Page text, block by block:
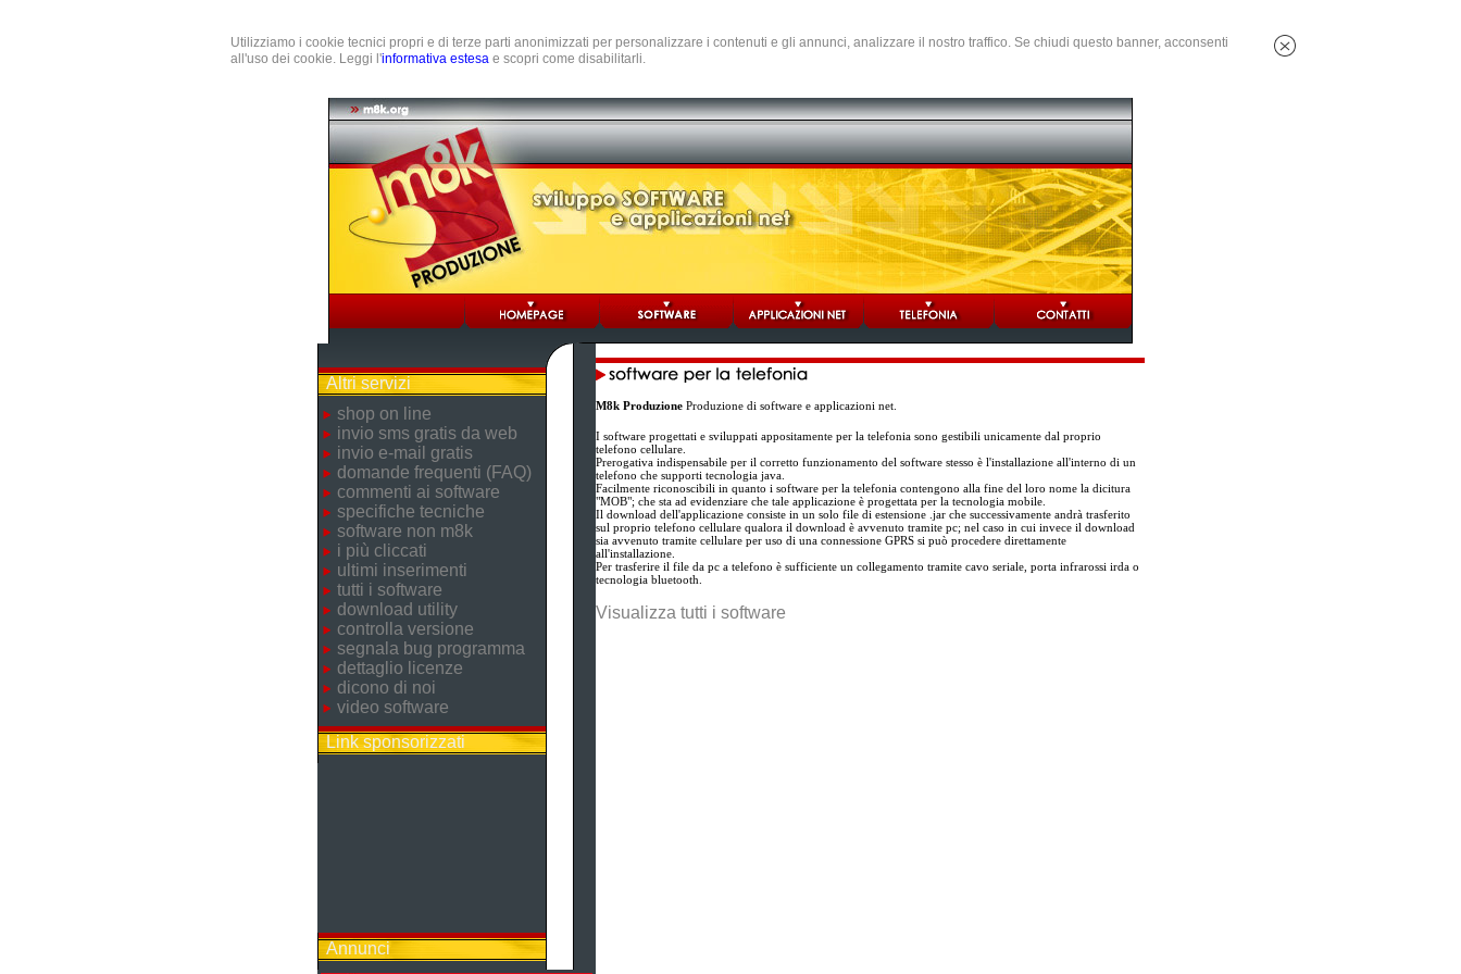
Utilizziamo i cookie tecnici propri e di terze parti anonimizzati per personalizzare i contenuti e gli annunci, analizzare il nostro traffico. Se chiudi questo banner, acconsenti
all'uso dei cookie. Leggi l'informativa estesa e scopri come disabilitarli.
Altri servizi
shop on line
invio sms gratis da web
invio e-mail gratis
domande frequenti (FAQ)
commenti ai software
specifiche tecniche
software non m8k
i più cliccati
ultimi inserimenti
tutti i software
download utility
controlla versione
segnala bug programma
dettaglio licenze
dicono di noi
video software
Link sponsorizzati
Annunci
M8k ProduzioneProduzione di software e applicazioni net.
I software progettati e sviluppati appositamente per la telefonia sono gestibili unicamente dal proprio
telefono cellulare.
Prerogativa indispensabile per il corretto funzionamento del software stesso è l'installazione all'interno di un
telefono che supporti tecnologia java.
Facilmente riconoscibili in quanto i software per la telefonia contengono alla fine del loro nome la dicitura
"MOB"; che sta ad evidenziare che tale applicazione è progettata per la tecnologia mobile.
Il download dell'applicazione consiste in un solo file di estensione .jar che successivamente andrà trasferito
sul proprio telefono cellulare qualora il download è avvenuto tramite pc; nel caso in cui invece il download
sia avvenuto tramite cellulare per uso di una connessione GPRS si può procedere direttamente
all'installazione.
Per trasferire il file da pc a telefono è sufficiente un collegamento tramite cavo seriale, porta infrarossi irda o
tecnologia bluetooth.
Visualizza tutti i software